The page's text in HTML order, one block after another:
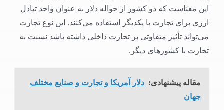
این معناست که دو کشور از حواله دلار به عنوان واحد تبادل
ارزی برای تجارت با یکدیگر استفاده می‌کنند. این نوع تجارت
می‌تواند تأثیر متفاوتی بر تجارت داخلی داشته باشد نسبت به
تجارت با کشورهای دیگر.
مقاله پیشنهادی: دلار آمریکا و تجارت و صنایع مختلف
جهان